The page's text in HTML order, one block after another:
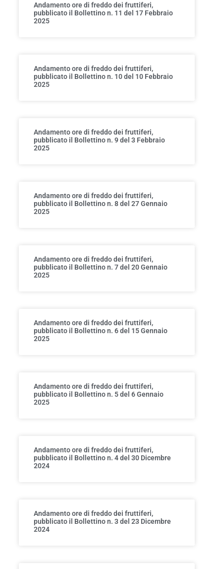
Andamento ore di freddo dei fruttiferi,
pubblicato il Bollettino n. 11 del 17 Febbraio
2025
Andamento ore di freddo dei fruttiferi,
pubblicato il Bollettino n. 10 del 10 Febbraio
2025
Andamento ore di freddo dei fruttiferi,
pubblicato il Bollettino n. 9 del 3 Febbraio
2025
Andamento ore di freddo dei fruttiferi,
pubblicato il Bollettino n. 8 del 27 Gennaio
2025
Andamento ore di freddo dei fruttiferi,
pubblicato il Bollettino n. 7 del 20 Gennaio
2025
Andamento ore di freddo dei fruttiferi,
pubblicato il Bollettino n. 6 del 15 Gennaio
2025
Andamento ore di freddo dei fruttiferi,
pubblicato il Bollettino n. 5 del 6 Gennaio
2025
Andamento ore di freddo dei fruttiferi,
pubblicato il Bollettino n. 4 del 30 Dicembre
2024
Andamento ore di freddo dei fruttiferi,
pubblicato il Bollettino n. 3 del 23 Dicembre
2024